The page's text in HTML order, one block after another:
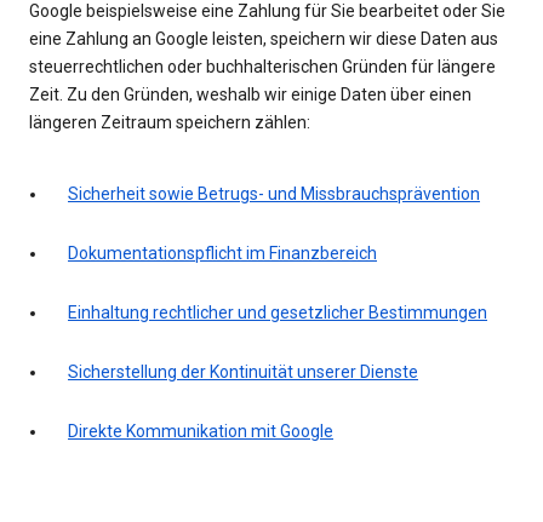
Google beispielsweise eine Zahlung für Sie bearbeitet oder Sie
eine Zahlung an Google leisten, speichern wir diese Daten aus
steuerrechtlichen oder buchhalterischen Gründen für längere
Zeit. Zu den Gründen, weshalb wir einige Daten über einen
längeren Zeitraum speichern zählen:
Sicherheit sowie Betrugs- und Missbrauchsprävention
Dokumentationspflicht im Finanzbereich
Einhaltung rechtlicher und gesetzlicher Bestimmungen
Sicherstellung der Kontinuität unserer Dienste
Direkte Kommunikation mit Google